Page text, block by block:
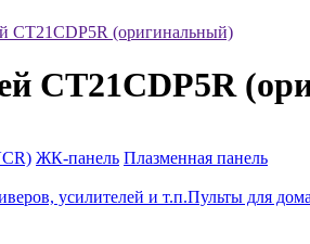
CT21CDP5R (оригинальный)
CT21CDP5R
ЖК-панель Плазменная панель
Пульты для